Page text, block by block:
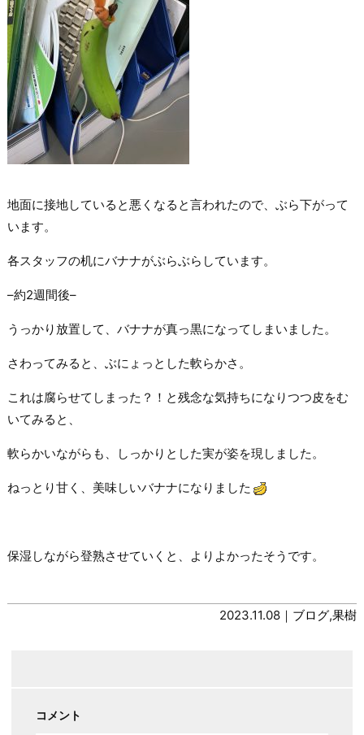
地面に接地していると悪くなると言われたので、ぶら下がって
います。
各スタッフの机にバナナがぶらぶらしています。
–約2週間後–
うっかり放置して、バナナが真っ黒になってしまいました。
さわってみると、ぶにょっとした軟らかさ。
これは腐らせてしまった？！と残念な気持ちになりつつ皮をむ
いてみると、
軟らかいながらも、しっかりとした実が姿を現しました。
ねっとり甘く、美味しいバナナになりました
保湿しながら登熟させていくと、よりよかったそうです。
2023.11.08｜ ブログ,果樹
コメント